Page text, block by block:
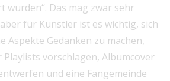
wurden“. Das mag zwar sehr
für Künstler ist es wichtig, sich
Aspekte Gedanken zu machen,
vorschlagen, Albumcover
und eine Fangemeinde